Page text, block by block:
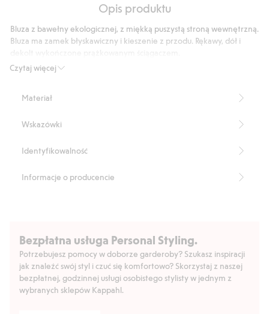
71
głosów
Opis produktu
Czytaj więcej
Bluza z bawełny ekologicznej, z miękką puszystą stroną wewnętrzną.
Bluza ma zamek błyskawiczny i kieszenie z przodu. Rękawy, dół i
Produkt zawiera 100% bawełny ekologicznej.
Materiał
Wskazówki
Identyfikowalność
Informacje o producencie
Bezpłatna usługa Personal Styling.
Potrzebujesz pomocy w doborze garderoby? Szukasz inspiracji
jak znaleźć swój styl i czuć się komfortowo? Skorzystaj z naszej
bezpłatnej, godzinnej usługi osobistego stylisty w jednym z
wybranych sklepów Kappahl.